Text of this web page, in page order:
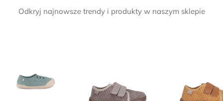
Odkryj najnowsze trendy i produkty w naszym sklepie